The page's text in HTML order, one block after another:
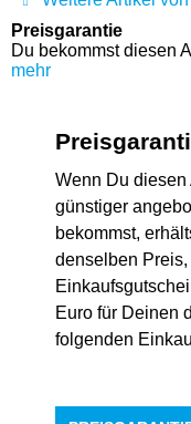
Preisgarantie
Du bekommst diesen
mehr
Wenn Du diesen
günstiger
bekommst,
denselben
Euro für Deinen
folgenden